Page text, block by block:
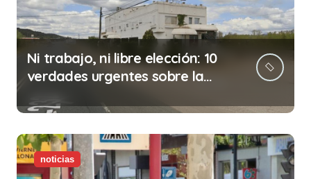
Ni trabajo, ni libre elección: 10
verdades urgentes sobre la
noticias